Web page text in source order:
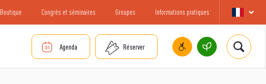
Boutique Congrès et séminaires Groupes Informations pratiques
Agenda Réserver